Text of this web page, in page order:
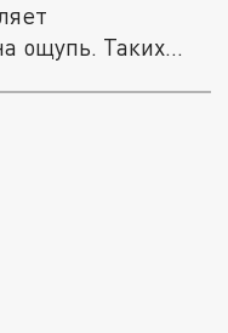
ощупь. Таких